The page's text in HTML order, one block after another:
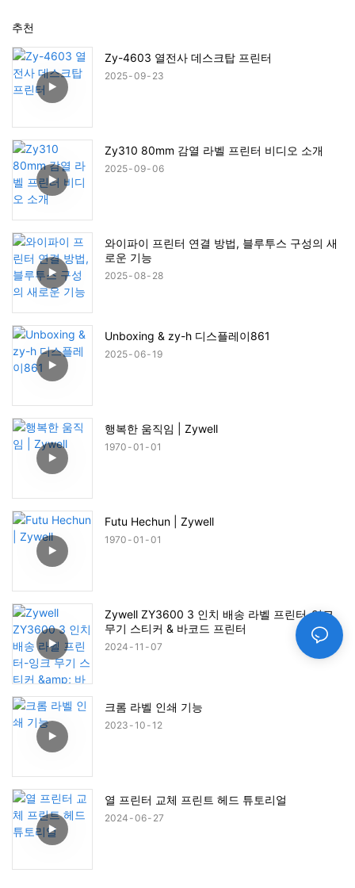
추천
Zy-4603 열전사 데스크탑 프린터
2025 09 23
Zy310 80mm 감열 라벨 프린터 비디오 소개
2025 09 06
와이파이 프린터 연결 방법, 블루투스 구성의 새
로운 기능
2025 08 28
Unboxing & zy-h 디스플레이861
2025 06 19
행복한 움직임 | Zywell
1970 01 01
Futu Hechun | Zywell
1970 01 01
Zywell ZY3600 3 인치 배송 라벨 프린터-잉크
무기 스티커 & 바코드 프린터
2024 11 07
크롬 라벨 인쇄 기능
2023 10 12
열 프린터 교체 프린트 헤드 튜토리얼
2024 06 27